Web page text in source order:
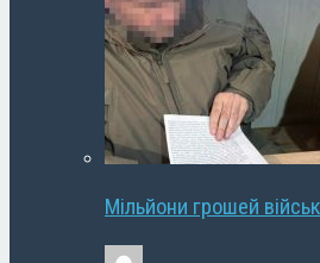
Мільйони грошей